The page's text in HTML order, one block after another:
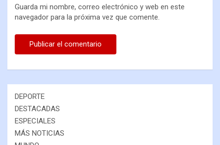
Guarda mi nombre, correo electrónico y web en este
navegador para la próxima vez que comente.
DEPORTE
DESTACADAS
ESPECIALES
MÁS NOTICIAS